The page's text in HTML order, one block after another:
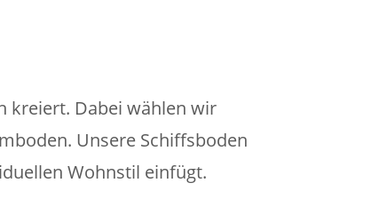
kreiert. Dabei wählen wir
Unsere Schiffsboden
Wohnstil einfügt.